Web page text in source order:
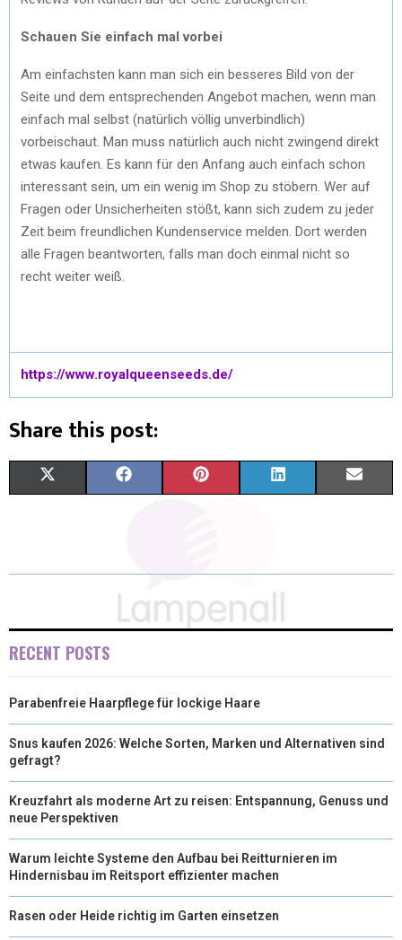
Schauen Sie einfach mal vorbei
Am einfachsten kann man sich ein besseres Bild von der
Seite und dem entsprechenden Angebot machen, wenn man
einfach mal selbst (natürlich völlig unverbindlich)
vorbeischaut. Man muss natürlich auch nicht zwingend direkt
etwas kaufen. Es kann für den Anfang auch einfach schon
interessant sein, um ein wenig im Shop zu stöbern. Wer auf
Fragen oder Unsicherheiten stößt, kann sich zudem zu jeder
Zeit beim freundlichen Kundenservice melden. Dort werden
alle Fragen beantworten, falls man doch einmal nicht so
recht weiter weiß.
https://www.royalqueenseeds.de/
Share this post:
W
E
R
E
B
K
T
E
S
T
K I
RECENT POSTS
Parabenfreie Haarpflege für lockige Haare
Snus kaufen 2026: Welche Sorten, Marken und Alternativen sind
gefragt?
Kreuzfahrt als moderne Art zu reisen: Entspannung, Genuss und
neue Perspektiven
Warum leichte Systeme den Aufbau bei Reitturnieren im
Hindernisbau im Reitsport effizienter machen
Rasen oder Heide richtig im Garten einsetzen